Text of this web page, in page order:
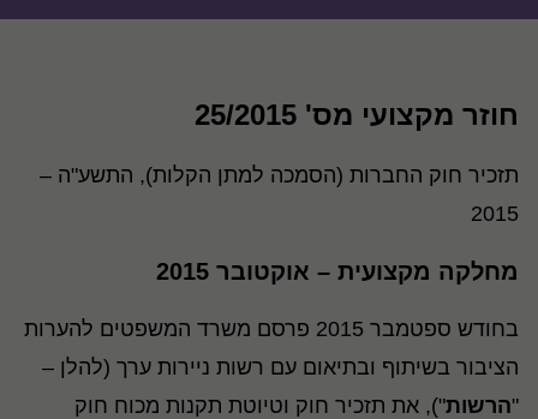
חוזר מקצועי מס' 25/2015
תזכיר חוק החברות (הסמכה למתן הקלות), התשע"ה –
2015
מחלקה מקצועית – אוקטובר 2015
בחודש ספטמבר 2015 פרסם משרד המשפטים להערות
הציבור בשיתוף ובתיאום עם רשות ניירות ערך (להלן –
"הרשות"), את תזכיר חוק וטיוטת תקנות מכוח חוק